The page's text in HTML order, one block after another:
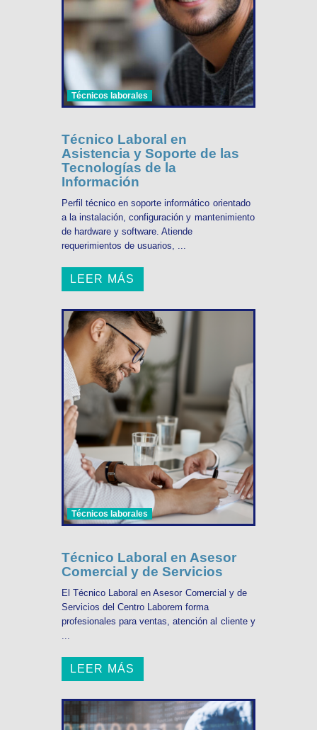
Técnicos laborales
Técnico Laboral en
Asistencia y Soporte de las
Tecnologías de la
Información
Perfil técnico en soporte informático orientado
a la instalación, configuración y mantenimiento
de hardware y software. Atiende
requerimientos de usuarios, ...
LEER MÁS
Técnicos laborales
Técnico Laboral en Asesor
Comercial y de Servicios
El Técnico Laboral en Asesor Comercial y de
Servicios del Centro Laborem forma
profesionales para ventas, atención al cliente y
...
LEER MÁS